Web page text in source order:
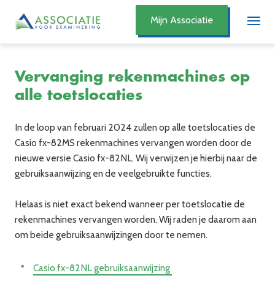
Mijn Associatie
Vervanging rekenmachines op
alle toetslocaties
In de loop van februari 2024 zullen op alle toetslocaties de
Casio fx-82MS rekenmachines vervangen worden door de
nieuwe versie Casio fx-82NL. Wij verwijzen je hierbij naar de
gebruiksaanwijzing en de veelgebruikte functies.
Helaas is niet exact bekend wanneer per toetslocatie de
rekenmachines vervangen worden. Wij raden je daarom aan
om beide gebruiksaanwijzingen door te nemen.
Casio fx-82NL gebruiksaanwijzing